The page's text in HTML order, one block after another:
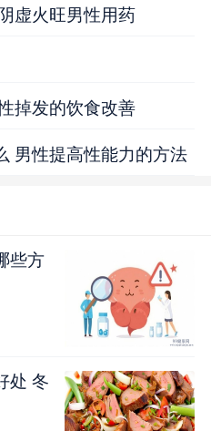
虚火旺男性用药
掉发的饮食改善
男性提高性能力的方法
些方
处 冬